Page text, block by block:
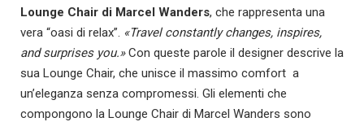
Lounge Chair di Marcel Wanders, che rappresenta una
vera “oasi di relax”. «Travel constantly changes, inspires,
and surprises you.»Con queste parole il designer descrive la
sua Lounge Chair, che unisce il massimo comfort a
un’eleganza senza compromessi. Gli elementi che
compongono la Lounge Chair di Marcel Wanders sono